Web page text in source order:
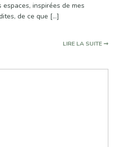
espaces, inspirées de mes
de ce que […]